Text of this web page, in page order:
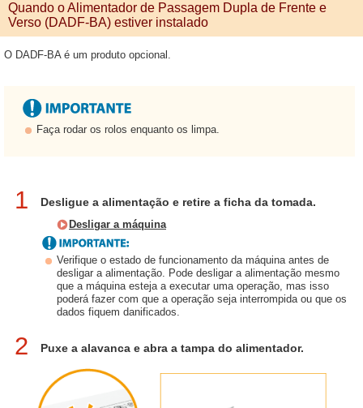
Quando o Alimentador de Passagem Dupla de Frente e
Verso (DADF-BA) estiver instalado
O DADF-BA é um produto opcional.
Faça rodar os rolos enquanto os limpa.
1 Desligue a alimentação e retire a ficha da tomada.
Desligar a máquina
Verifique o estado de funcionamento da máquina antes de
desligar a alimentação. Pode desligar a alimentação mesmo
que a máquina esteja a executar uma operação, mas isso
poderá fazer com que a operação seja interrompida ou que os
dados fiquem danificados.
2 Puxe a alavanca e abra a tampa do alimentador.